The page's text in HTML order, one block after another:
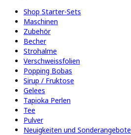
Shop Starter-Sets
Maschinen
Zubehör
Becher
Strohalme
Verschweissfolien
Popping Bobas
Sirup / Fruktose
Gelees
Tapioka Perlen
Tee
Pulver
Neuigkeiten und Sonderangebote